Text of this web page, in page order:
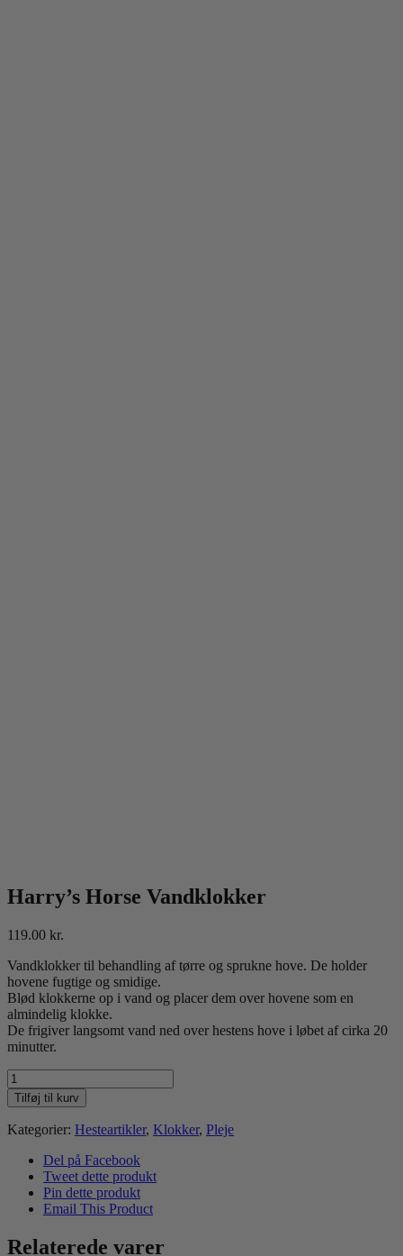
Harry’s Horse Vandklokker
119.00 kr.
Vandklokker til behandling af tørre og sprukne hove. De holder
hovene fugtige og smidige.
Blød klokkerne op i vand og placer dem over hovene som en
almindelig klokke.
De frigiver langsomt vand ned over hestens hove i løbet af cirka 20
minutter.
Harry's
Horse
Vandklokker
antal
Tilføj til kurv
Kategorier: Hesteartikler, Klokker, Pleje
Del på Facebook
Tweet dette produkt
Pin dette produkt
Email This Product
Relaterede varer